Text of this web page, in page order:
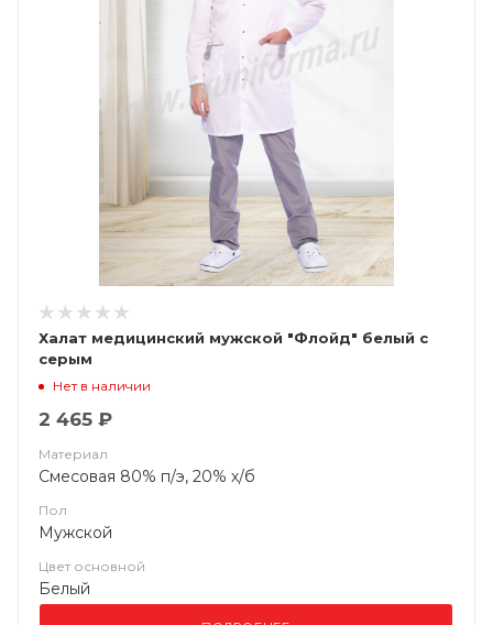
Халат медицинский мужской "Флойд" белый с
серым
Нет в наличии
2 465 ₽
Материал
Смесовая 80% п/э, 20% х/б
Пол
Мужской
Цвет основной
Белый